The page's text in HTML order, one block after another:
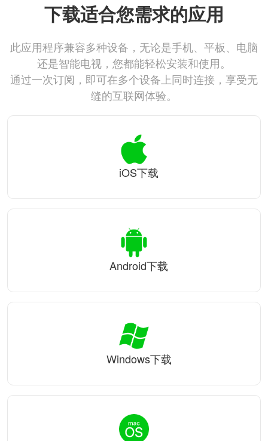
下载适合您需求的应用
此应用程序兼容多种设备，无论是手机、平板、电脑
还是智能电视，您都能轻松安装和使用。
通过一次订阅，即可在多个设备上同时连接，享受无
缝的互联网体验。
iOS下载
Android下载
Windows下载